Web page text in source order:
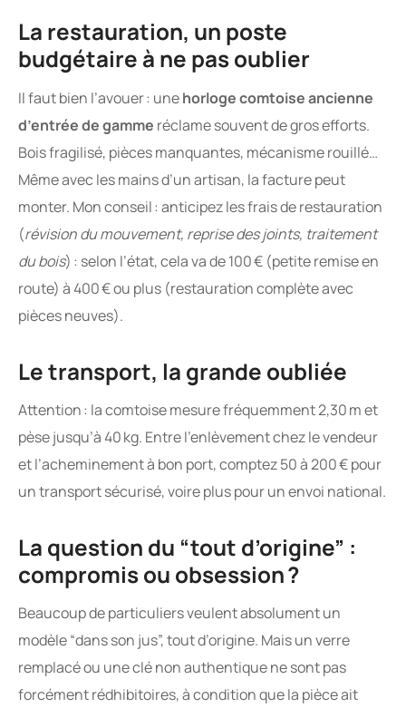
La restauration, un poste
budgétaire à ne pas oublier
Il faut bien l’avouer : unehorloge comtoise ancienne
d’entrée de gamme réclame souvent de gros efforts.
Bois fragilisé, pièces manquantes, mécanisme rouillé…
Même avec les mains d’un artisan, la facture peut
monter. Mon conseil : anticipez les frais de restauration
(révision du mouvement, reprise des joints, traitement
du bois) : selon l’état, cela va de 100 € (petite remise en
route) à 400 € ou plus (restauration complète avec
pièces neuves).
Le transport, la grande oubliée
Attention : la comtoise mesure fréquemment 2,30 m et
pèse jusqu’à 40 kg. Entre l’enlèvement chez le vendeur
et l’acheminement à bon port, comptez 50 à 200 € pour
un transport sécurisé, voire plus pour un envoi national.
La question du “tout d’origine” :
compromis ou obsession ?
Beaucoup de particuliers veulent absolument un
modèle “dans son jus”, tout d’origine. Mais un verre
remplacé ou une clé non authentique ne sont pas
forcément rédhibitoires, à condition que la pièce ait